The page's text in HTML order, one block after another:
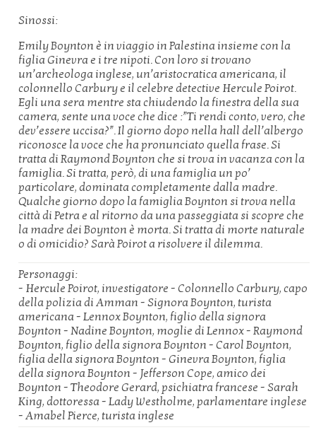
Sinossi:
Emily Boynton è in viaggio in Palestina insieme con la
figlia Ginevra e i tre nipoti. Con loro si trovano
un’archeologa inglese, un’aristocratica americana, il
colonnello Carbury e il celebre detective Hercule Poirot.
Egli una sera mentre sta chiudendo la finestra della sua
camera, sente una voce che dice :”Ti rendi conto, vero, che
dev’essere uccisa?”. Il giorno dopo nella hall dell’albergo
riconosce la voce che ha pronunciato quella frase. Si
tratta di Raymond Boynton che si trova in vacanza con la
famiglia. Si tratta, però, di una famiglia un po’
particolare, dominata completamente dalla madre.
Qualche giorno dopo la famiglia Boynton si trova nella
città di Petra e al ritorno da una passeggiata si scopre che
la madre dei Boynton è morta. Si tratta di morte naturale
o di omicidio? Sarà Poirot a risolvere il dilemma.
Personaggi:
- Hercule Poirot, investigatore - Colonnello Carbury, capo
della polizia di Amman - Signora Boynton, turista
americana - Lennox Boynton, figlio della signora
Boynton - Nadine Boynton, moglie di Lennox - Raymond
Boynton, figlio della signora Boynton - Carol Boynton,
figlia della signora Boynton - Ginevra Boynton, figlia
della signora Boynton - Jefferson Cope, amico dei
Boynton - Theodore Gerard, psichiatra francese - Sarah
King, dottoressa - Lady Westholme, parlamentare inglese
- Amabel Pierce, turista inglese